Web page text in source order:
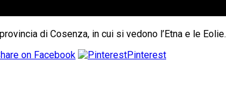
di Cosenza, in cui si vedono l’Etna e le Eolie.
on Facebook Pinterest